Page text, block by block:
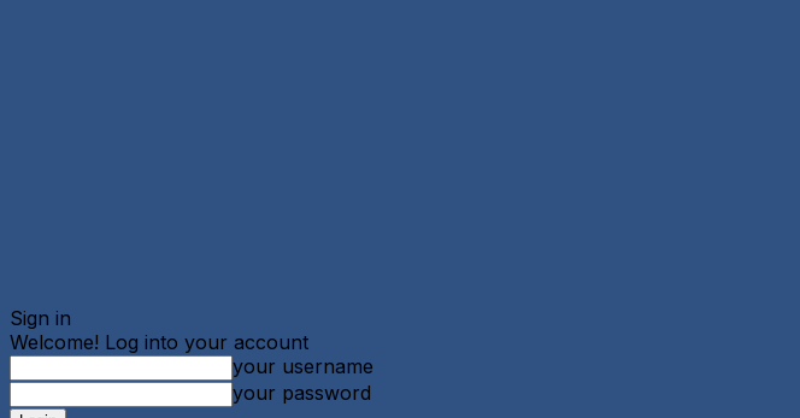
Sign in
Welcome! Log into your account
your username
your password